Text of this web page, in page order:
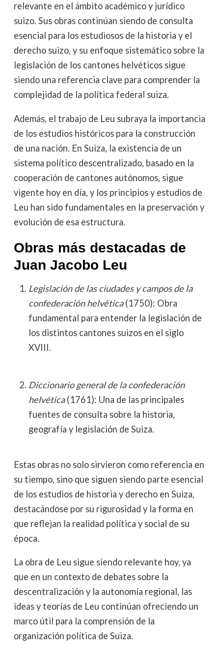
relevante en el ámbito académico y jurídico
suizo. Sus obras continúan siendo de consulta
esencial para los estudiosos de la historia y el
derecho suizo, y su enfoque sistemático sobre la
legislación de los cantones helvéticos sigue
siendo una referencia clave para comprender la
complejidad de la política federal suiza.
Además, el trabajo de Leu subraya la importancia
de los estudios históricos para la construcción
de una nación. En Suiza, la existencia de un
sistema político descentralizado, basado en la
cooperación de cantones autónomos, sigue
vigente hoy en día, y los principios y estudios de
Leu han sido fundamentales en la preservación y
evolución de esa estructura.
Obras más destacadas de
Juan Jacobo Leu
Legislación de las ciudades y campos de la
confederación helvética(1750): Obra
fundamental para entender la legislación de
los distintos cantones suizos en el siglo
XVIII.
Diccionario general de la confederación
helvética(1761): Una de las principales
fuentes de consulta sobre la historia,
geografía y legislación de Suiza.
Estas obras no solo sirvieron como referencia en
su tiempo, sino que siguen siendo parte esencial
de los estudios de historia y derecho en Suiza,
destacándose por su rigurosidad y la forma en
que reflejan la realidad política y social de su
época.
La obra de Leu sigue siendo relevante hoy, ya
que en un contexto de debates sobre la
descentralización y la autonomía regional, las
ideas y teorías de Leu continúan ofreciendo un
marco útil para la comprensión de la
organización política de Suiza.